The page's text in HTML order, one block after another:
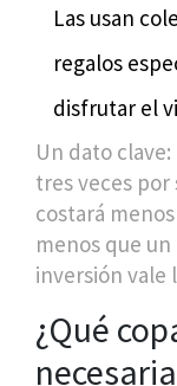
Las usan
regalos
disfrutar el
Un dato
tres veces por
costará
menos que un
inversión vale
¿Qué